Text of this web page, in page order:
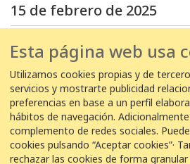
15 de febrero de 2025
EDAR El Tablero - Antonio suárez
4Tórtola Senegalesa Streptopelia
14 de febrero de 2025
14/02/2025 11:30:00
Esta página web usa
Utilizamos cookies propias y de
servicios y mostrarte publicidad
preferencias en base a un perfil
hábitos de navegación.
complemento de redes sociales.
cookies pulsando “Aceptar cookies”·
rechazar las cookies de forma granular